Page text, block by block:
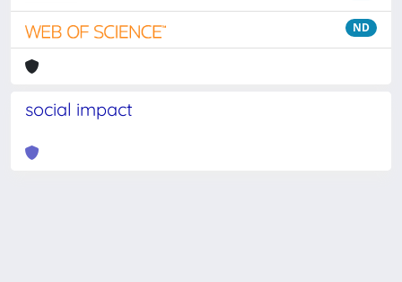
ND
social impact